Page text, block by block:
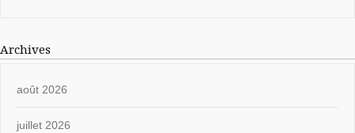
Archives
août 2026
juillet 2026